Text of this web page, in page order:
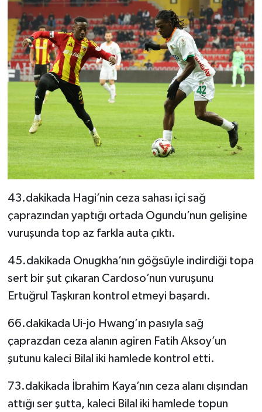
43.dakikada Hagi’nin ceza sahası içi sağ
çaprazından yaptığı ortada Ogundu’nun gelişine
vuruşunda top az farkla auta çıktı.
45.dakikada Onugkha’nın göğsüyle indirdiği topa
sert bir şut çıkaran Cardoso’nun vuruşunu
Ertuğrul Taşkıran kontrol etmeyi başardı.
66.dakikada Ui-jo Hwang’ın pasıyla sağ
çaprazdan ceza alanın agiren Fatih Aksoy’un
şutunu kaleci Bilal iki hamlede kontrol etti.
73.dakikada İbrahim Kaya’nın ceza alanı dışından
attığı ser şutta, kaleci Bilal iki hamlede topun